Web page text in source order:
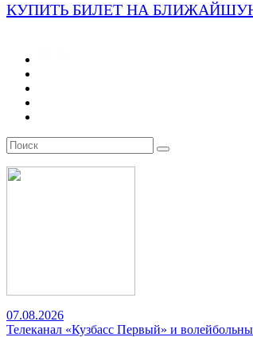
КУПИТЬ БИЛЕТ НА
07.08.2026
Телеканал «Кузбасс Первый» и